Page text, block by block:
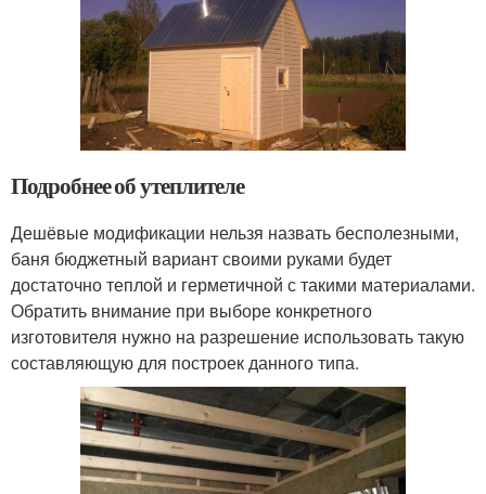
Подробнее об утеплителе
Дешёвые модификации нельзя назвать бесполезными,
баня бюджетный вариант своими руками будет
достаточно теплой и герметичной с такими материалами.
Обратить внимание при выборе конкретного
изготовителя нужно на разрешение использовать такую
составляющую для построек данного типа.